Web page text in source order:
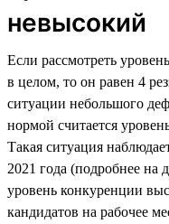
невысокий
Если рассмотреть
в целом, то он равен 4
ситуации небольшого
нормой считается
Такая ситуация
2021 года (подробнее на
уровень конкуренции
кандидатов на рабочее